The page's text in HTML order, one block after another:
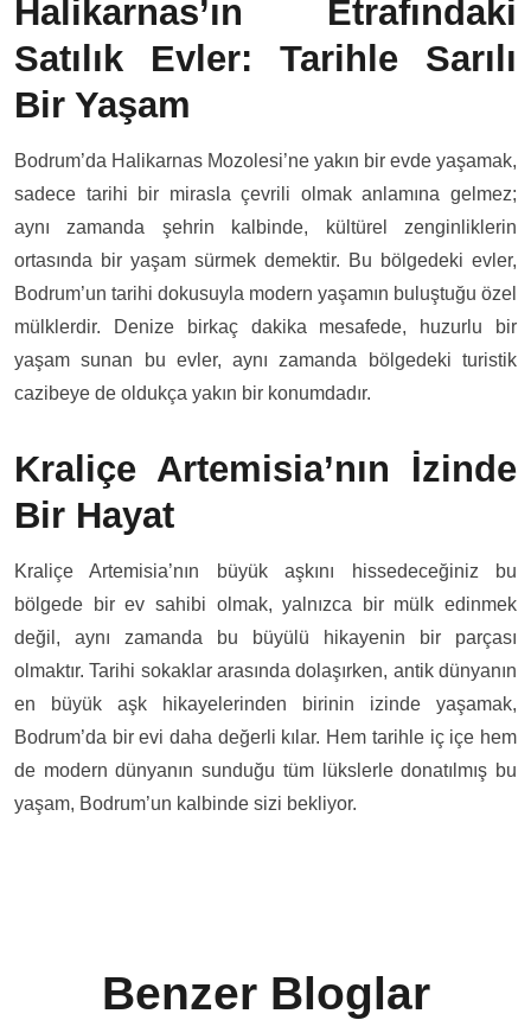
Halikarnas’ın Etrafındaki
Satılık Evler: Tarihle Sarılı
Bir Yaşam
Bodrum’da Halikarnas Mozolesi’ne yakın bir evde yaşamak,
sadece tarihi bir mirasla çevrili olmak anlamına gelmez;
aynı zamanda şehrin kalbinde, kültürel zenginliklerin
ortasında bir yaşam sürmek demektir. Bu bölgedeki evler,
Bodrum’un tarihi dokusuyla modern yaşamın buluştuğu özel
mülklerdir. Denize birkaç dakika mesafede, huzurlu bir
yaşam sunan bu evler, aynı zamanda bölgedeki turistik
cazibeye de oldukça yakın bir konumdadır.
Kraliçe Artemisia’nın İzinde
Bir Hayat
Kraliçe Artemisia’nın büyük aşkını hissedeceğiniz bu
bölgede bir ev sahibi olmak, yalnızca bir mülk edinmek
değil, aynı zamanda bu büyülü hikayenin bir parçası
olmaktır. Tarihi sokaklar arasında dolaşırken, antik dünyanın
en büyük aşk hikayelerinden birinin izinde yaşamak,
Bodrum’da bir evi daha değerli kılar. Hem tarihle iç içe hem
de modern dünyanın sunduğu tüm lükslerle donatılmış bu
yaşam, Bodrum’un kalbinde sizi bekliyor.
Benzer Bloglar